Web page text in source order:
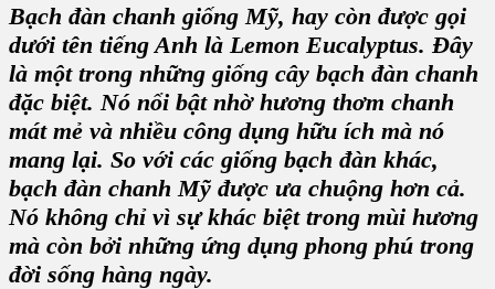
Bạch đàn chanh giống Mỹ, hay còn được gọi
dưới tên tiếng Anh là Lemon Eucalyptus. Đây
là một trong những giống cây bạch đàn chanh
đặc biệt. Nó nổi bật nhờ hương thơm chanh
mát mẻ và nhiều công dụng hữu ích mà nó
mang lại. So với các giống bạch đàn khác,
bạch đàn chanh Mỹ được ưa chuộng hơn cả.
Nó không chỉ vì sự khác biệt trong mùi hương
mà còn bởi những ứng dụng phong phú trong
đời sống hàng ngày.